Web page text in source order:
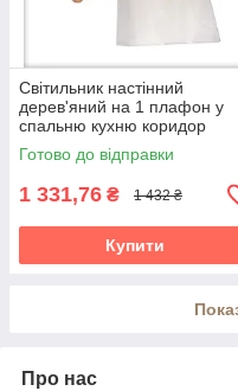
Світильник настінний
дерев'яний на 1 плафон у
спальню кухню коридор
гардероб бра Квадро/1
сонома
Готово до відправки
1 331,76 ₴ 1 432 ₴
Купити
Про нас